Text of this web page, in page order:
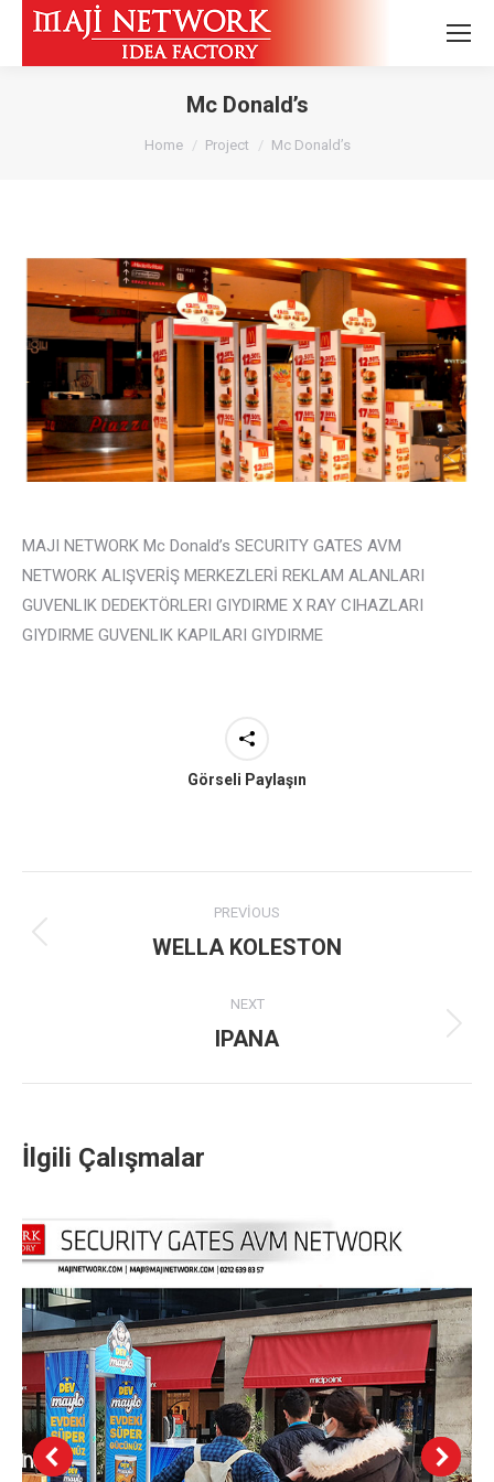
Mc Donald’s
You are here:
Home Project Mc Donald’s
MAJI NETWORK Mc Donald’s SECURITY GATES AVM
NETWORK ALIŞVERİŞ MERKEZLERİ REKLAM ALANLARI
GUVENLIK DEDEKTÖRLERI GIYDIRME X RAY CIHAZLARI
GIYDIRME GUVENLIK KAPILARI GIYDIRME
Görseli Paylaşın
navigation
PREVIOUS
Previous
WELLA KOLESTON
NEXT
Next
IPANA
İlgili Çalışmalar